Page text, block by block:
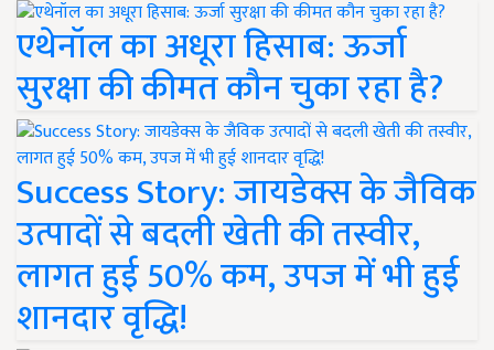
एथेनॉल का अधूरा हिसाब: ऊर्जा
सुरक्षा की कीमत कौन चुका रहा है?
Success Story: जायडेक्स के जैविक
उत्पादों से बदली खेती की तस्वीर,
लागत हुई 50% कम, उपज में भी हुई
शानदार वृद्धि!